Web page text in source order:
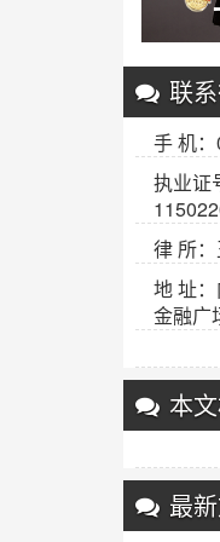
联
手 机
执业证
律 所
地 址
金融广
本
最